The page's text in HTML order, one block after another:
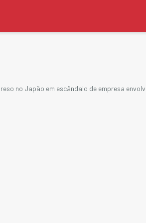
no Japão em escândalo de empresa